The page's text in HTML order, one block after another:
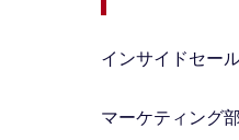
インサイドセー
マーケティング